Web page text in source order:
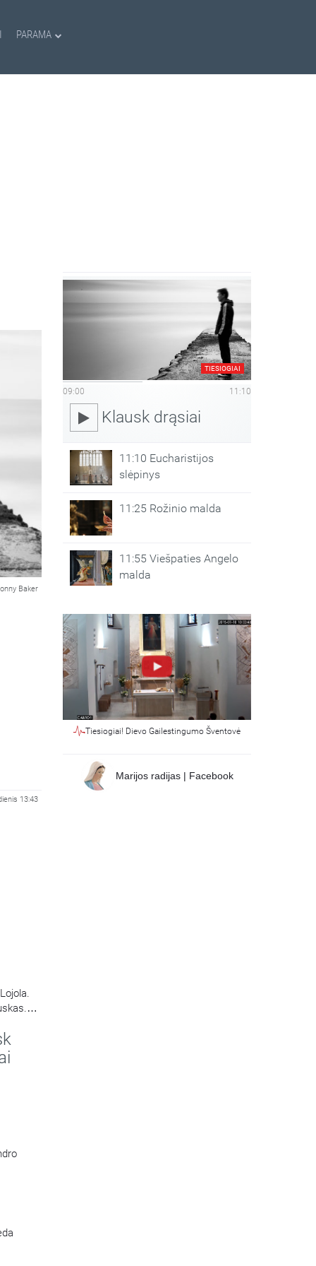
PARAMA
Baker
13:43
TIESIOGIAI
09:00 11:10
Klausk drąsiai
11:10 Eucharistijos
slėpinys
11:25 Rožinio malda
11:55 Viešpaties Angelo
malda
Tiesiogiai! Dievo Gailestingumo Šventovė
Marijos radijas | Facebook